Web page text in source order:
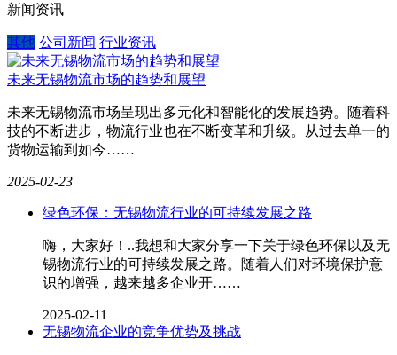
新闻资讯
其他 公司新闻 行业资讯
未来无锡物流市场的趋势和展望
未来无锡物流市场呈现出多元化和智能化的发展趋势。随着科
技的不断进步，物流行业也在不断变革和升级。从过去单一的
货物运输到如今……
2025-02-23
绿色环保：无锡物流行业的可持续发展之路
嗨，大家好！..我想和大家分享一下关于绿色环保以及无
锡物流行业的可持续发展之路。随着人们对环境保护意
识的增强，越来越多企业开……
2025-02-11
无锡物流企业的竞争优势及挑战